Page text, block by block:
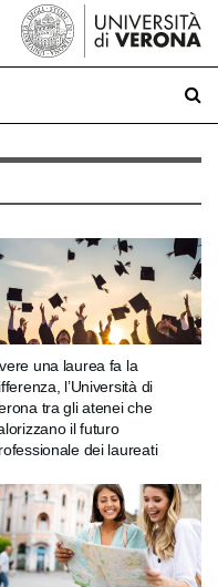
una laurea fa la
l’Università di
tra gli atenei che
il futuro
dei laureati